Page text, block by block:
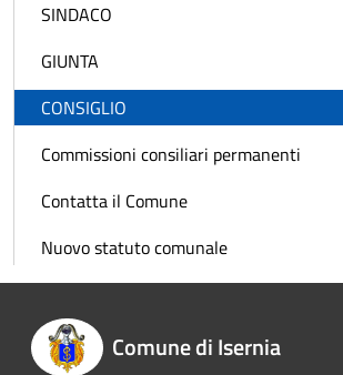
SINDACO
GIUNTA
CONSIGLIO
Commissioni consiliari permanenti
Contatta il Comune
Nuovo statuto comunale
Comune di Isernia